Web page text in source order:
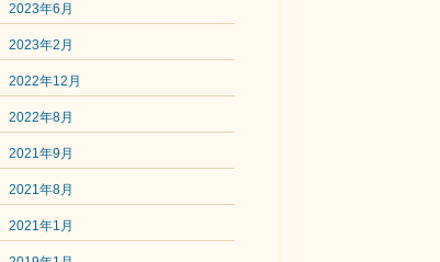
2023年6月
2023年2月
2022年12月
2022年8月
2021年9月
2021年8月
2021年1月